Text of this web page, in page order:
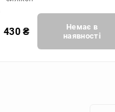
430₴
Немає в
наявності